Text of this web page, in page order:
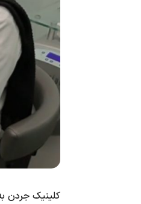
کلینیک جردن